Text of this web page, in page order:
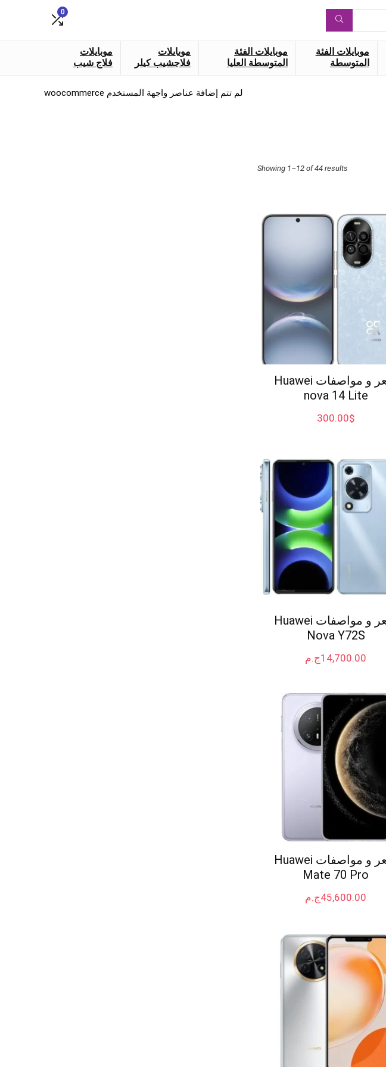
0
موبايلات الفئة
المتوسطة
موبايلات الفئة
المتوسطة العليا
موبايلات
فلاجشيب كيلر
موبايلات
فلاج شيب
Showing 1–12 of 44 results
Sorted
سعر و مواصفات Huawei
nova 14 Lite
$
300.00
سعر و مواصفات Huawei
Nova Y72S
ج.م14,700.00
سعر و مواصفات Huawei
Mate 70 Pro
ج.م45,600.00
لم تتم إضافة عناصر واجهة المستخدم woocommerce